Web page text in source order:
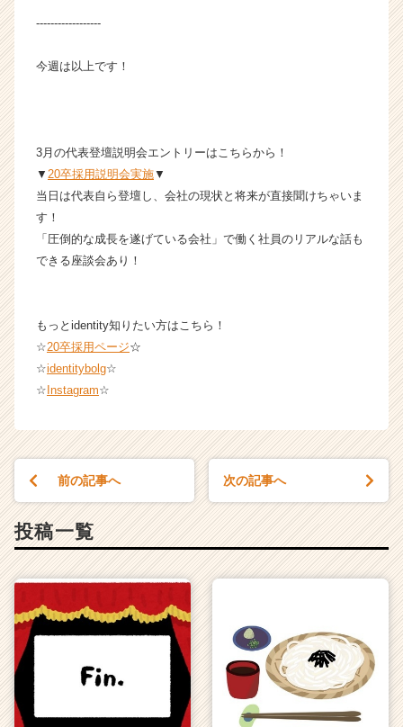
------------------
今週は以上です！
3月の代表登壇説明会エントリーはこちらから！
▼ 20卒採用説明会実施▼
当日は代表自ら登壇し、会社の現状と将来が直接聞けちゃいま
す！
「圧倒的な成長を遂げている会社」で働く社員のリアルな話も
できる座談会あり！
もっとidentity知りたい方はこちら！
☆20卒採用ページ☆
☆identitybolg☆
☆ Instagram☆
前の記事へ 次の記事へ
投稿一覧